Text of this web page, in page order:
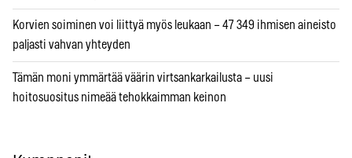
Korvien soiminen voi liittyä myös leukaan – 47 349 ihmisen aineisto
paljasti vahvan yhteyden
Tämän moni ymmärtää väärin virtsankarkailusta – uusi
hoitosuositus nimeää tehokkaimman keinon